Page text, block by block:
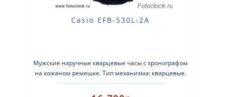
Casio EFB-530L-2A
Мужские наручные кварцевые часы с хронографом
на кожаном ремешке. Тип механизма: кварцевые.
Корпус: нержавеющая сталь. Ремешок: ко..